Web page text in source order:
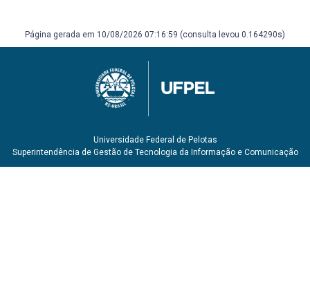
Grande do Sul. Porto Alegre: Martins Livreiro - Editor, 2005.
63 p. ISBN 8575370480.
Página gerada em 10/08/2026 07:16:59 (consulta levou 0.164290s)
Universidade Federal de Pelotas
Superintendência de Gestão de Tecnologia da Informação e Comunicação